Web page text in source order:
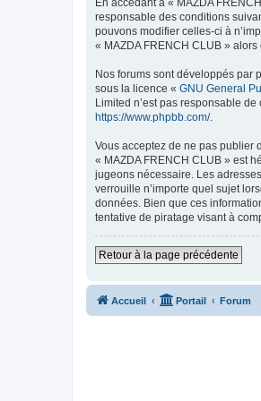
En accédant à « MAZDA
responsable des conditions
pouvons modifier celles-ci à
« MAZDA FRENCH CLUB »
Nos forums sont développés par
sous la licence « GNU General
Limited n’est pas responsable
https://www.phpbb.com/.
Vous acceptez de ne pas publier
« MAZDA FRENCH CLUB » est
jugeons nécessaire. Les
verrouille n’importe quel sujet
données. Bien que ces
tentative de piratage visant à
Retour à la page précédente
Accueil Portail Forum